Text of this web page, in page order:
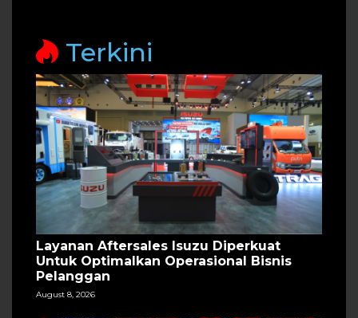
Terkini
Layanan Aftersales Isuzu Diperkuat
Untuk Optimalkan Operasional Bisnis
Pelanggan
August 8, 2026